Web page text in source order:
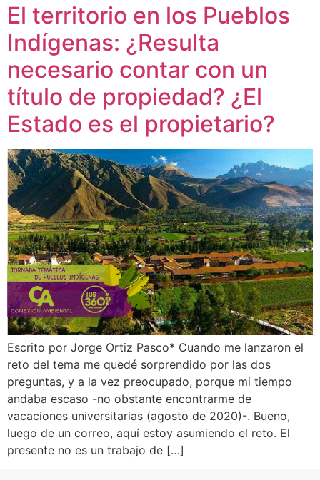
El territorio en los Pueblos
Indígenas: ¿Resulta
necesario contar con un
título de propiedad? ¿El
Estado es el propietario?
Escrito por Jorge Ortiz Pasco* Cuando me lanzaron el
reto del tema me quedé sorprendido por las dos
preguntas, y a la vez preocupado, porque mi tiempo
andaba escaso -no obstante encontrarme de
vacaciones universitarias (agosto de 2020)-. Bueno,
luego de un correo, aquí estoy asumiendo el reto. El
presente no es un trabajo de […]